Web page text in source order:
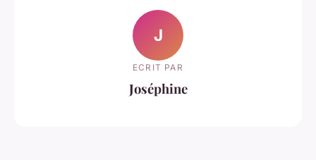
J
ECRIT PAR
Joséphine